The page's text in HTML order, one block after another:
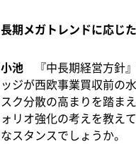
長期メガトレンドに応じ
小池 『中長期経営方針
ッジが西欧事業買収前の
スク分散の高まりを踏ま
ォリオ強化の考えを教え
なスタンスでしょうか。